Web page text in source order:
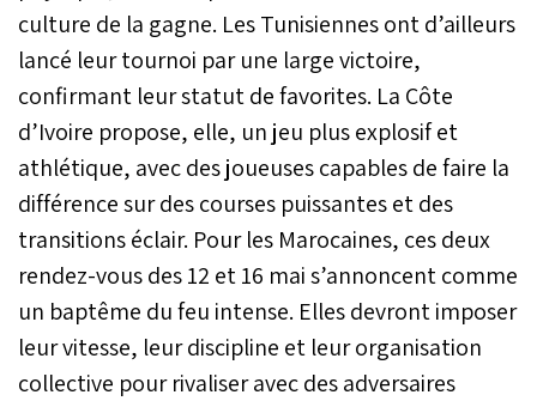
culture de la gagne. Les Tunisiennes ont d’ailleurs
lancé leur tournoi par une large victoire,
confirmant leur statut de favorites. La Côte
d’Ivoire propose, elle, un jeu plus explosif et
athlétique, avec des joueuses capables de faire la
différence sur des courses puissantes et des
transitions éclair. Pour les Marocaines, ces deux
rendez-vous des 12 et 16 mai s’annoncent comme
un baptême du feu intense. Elles devront imposer
leur vitesse, leur discipline et leur organisation
collective pour rivaliser avec des adversaires